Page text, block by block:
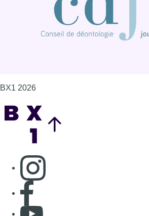
BX1 2026
Consulter page Instagram
Consulter page Facebook
Consulter Youtube